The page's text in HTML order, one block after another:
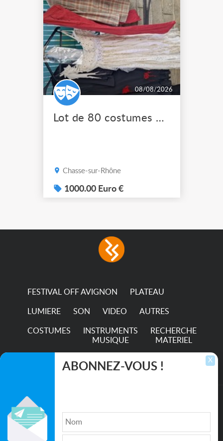
08/08/2026
Lot de 80 costumes de scène pro
Chasse-sur-Rhône
1000.00 Euro €
FESTIVAL OFF AVIGNON PLATEAU
LUMIERE SON VIDEO AUTRES
COSTUMES
INSTRUMENTS
MUSIQUE
RECHERCHE
MATERIEL
TRANSPORTS X
ABONNEZ-VOUS !